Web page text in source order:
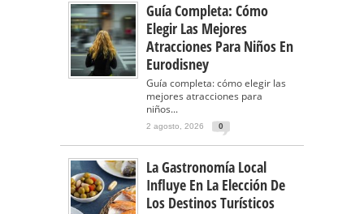
Guía Completa: Cómo
Elegir Las Mejores
Atracciones Para Niños En
Eurodisney
Guía completa: cómo elegir las
mejores atracciones para
niños...
2 agosto, 2026 0
La Gastronomía Local
Influye En La Elección De
Los Destinos Turísticos